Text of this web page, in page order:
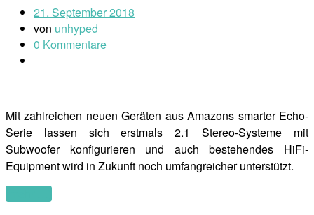
21. September 2018
von unhyped
0 Kommentare
Mit zahlreichen neuen Geräten aus Amazons smarter Echo-
Serie lassen sich erstmals 2.1 Stereo-Systeme mit
Subwoofer konfigurieren und auch bestehendes HiFi-
Equipment wird in Zukunft noch umfangreicher unterstützt.